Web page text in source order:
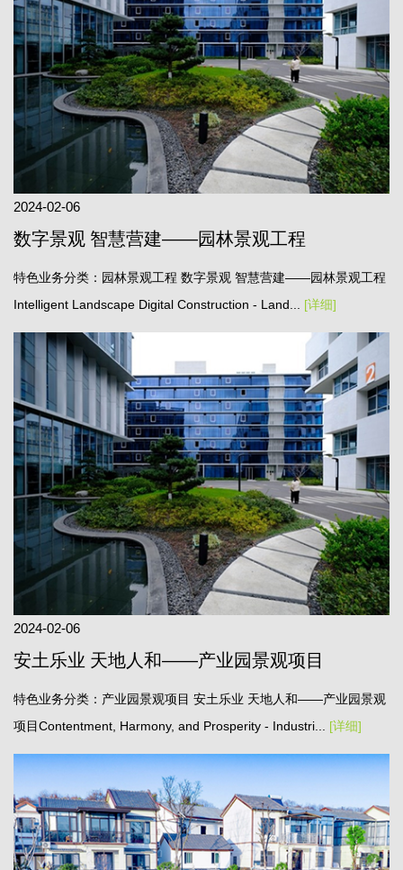
2024-02-06
数字景观 智慧营建——园林景观工程
特色业务分类：园林景观工程 数字景观 智慧营建——园林景观工程
Intelligent Landscape Digital Construction - Land...
[详细]
2024-02-06
安土乐业 天地人和——产业园景观项目
特色业务分类：产业园景观项目 安土乐业 天地人和——产业园景观
项目Contentment, Harmony, and Prosperity - Industri...
[详细]